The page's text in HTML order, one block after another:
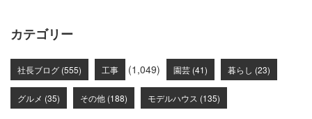
カテゴリー
社長ブログ (555) 工事 (1,049) 園芸 (41) 暮らし (23)
グルメ (35) その他 (188) モデルハウス (135)